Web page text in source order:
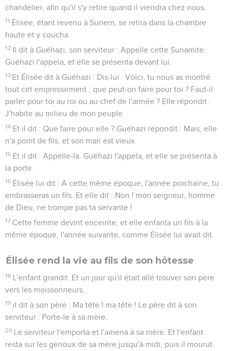
chandelier, afin qu'il s'y retire quand il viendra chez nous.
11 Élisée, étant revenu à Sunem, se retira dans la chambre
haute et y coucha.
12 Il dit à Guéhazi, son serviteur : Appelle cette Sunamite.
Guéhazi l'appela, et elle se présenta devant lui.
13 Et Élisée dit à Guéhazi : Dis-lui : Voici, tu nous as montré
tout cet empressement ; que peut-on faire pour toi ? Faut-il
parler pour toi au roi ou au chef de l'armée ? Elle répondit :
J'habite au milieu de mon peuple.
14 Et il dit : Que faire pour elle ? Guéhazi répondit : Mais, elle
n'a point de fils, et son mari est vieux.
15 Et il dit : Appelle-la. Guéhazi l'appela, et elle se présenta à
la porte.
16 Élisée lui dit : A cette même époque, l'année prochaine, tu
embrasseras un fils. Et elle dit : Non ! mon seigneur, homme
de Dieu, ne trompe pas ta servante !
17 Cette femme devint enceinte, et elle enfanta un fils à la
même époque, l'année suivante, comme Élisée lui avait dit.
Élisée rend la vie au fils de son hôtesse
18 L'enfant grandit. Et un jour qu'il était allé trouver son père
vers les moissonneurs,
19 il dit à son père : Ma tête ! ma tête ! Le père dit à son
serviteur : Porte-le à sa mère.
20 Le serviteur l'emporta et l'amena à sa mère. Et l'enfant
resta sur les genoux de sa mère jusqu'à midi, puis il mourut.